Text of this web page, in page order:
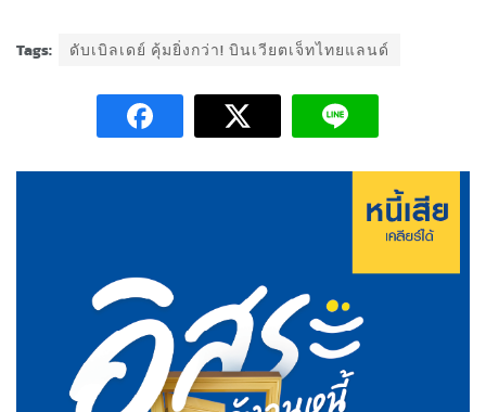
Tags: ดับเบิลเดย์ คุ้มยิ่งกว่า! บินเวียตเจ็ทไทยแลนด์